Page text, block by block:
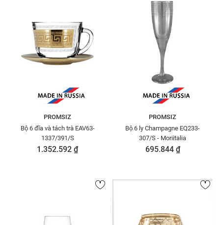
PROMSIZ
Bộ 6 đĩa và tách trà EAV63-
1337/391/S
1.352.592 ₫
PROMSIZ
Bộ 6 ly Champagne EQ233-
307/S - Moriitalia
695.844 ₫